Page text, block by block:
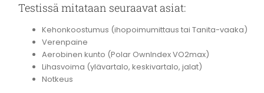
Testissä mitataan seuraavat asiat:
Kehonkoostumus (ihopoimumittaus tai Tanita-vaaka)
Verenpaine
Aerobinen kunto (Polar OwnIndex VO2max)
Lihasvoima (ylävartalo, keskivartalo, jalat)
Notkeus